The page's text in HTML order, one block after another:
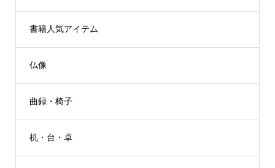
書籍人気アイテム
仏像
曲録・椅子
机・台・卓